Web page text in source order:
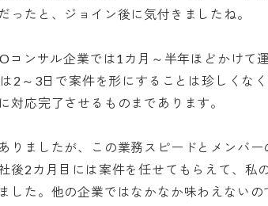
ったと、ジョイン後に気付きましたね。
コンサル企業では1カ月～半年ほどかけて
2～3日で案件を形にすることは珍しくな
対応完了させるものまであります。
りましたが、この業務スピードとメンバー
後2カ月目には案件を任せてもらえて、私
した。他の企業ではなかなか味わえないの